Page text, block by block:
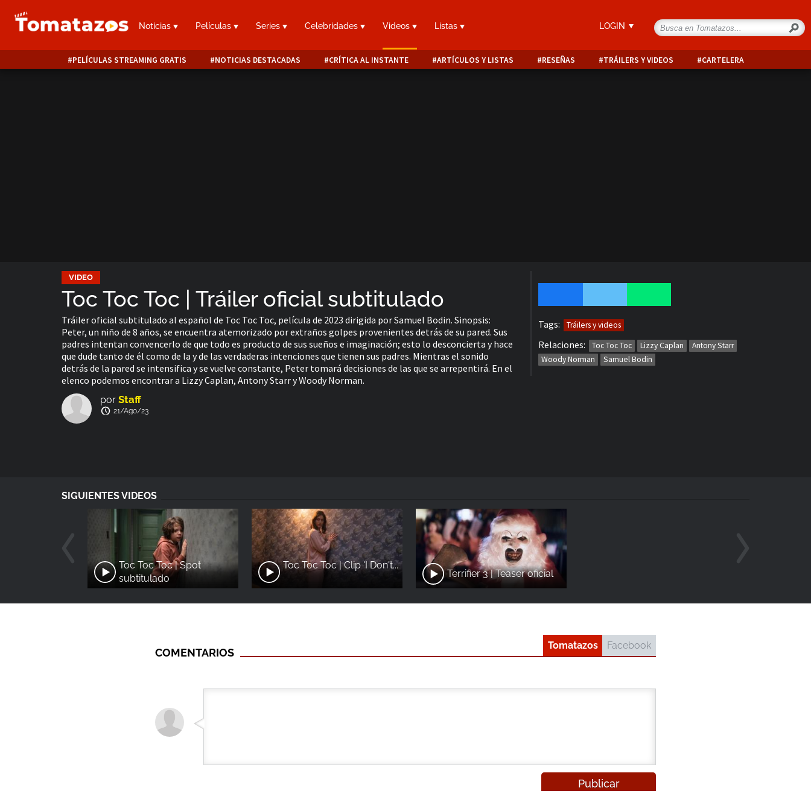
Noticias Películas Series Celebridades Videos Listas LOGIN
PELÍCULAS STREAMING GRATIS NOTICIAS DESTACADAS CRÍTICA AL INSTANTE ARTÍCULOS Y LISTAS RESEÑAS TRÁILERS Y VIDEOS CARTELERA
VIDEO
Toc Toc Toc | Tráiler oficial subtitulado
Tráiler oficial subtitulado al español de Toc Toc Toc, película de 2023 dirigida por Samuel Bodin. Sinopsis:
Peter, un niño de 8 años, se encuentra atemorizado por extraños golpes provenientes detrás de su pared. Sus
padres intentan convencerlo de que todo es producto de sus sueños e imaginación; esto lo desconcierta y hace
que dude tanto de él como de la y de las verdaderas intenciones que tienen sus padres. Mientras el sonido
detrás de la pared se intensifica y se vuelve constante, Peter tomará decisiones de las que se arrepentirá. En el
elenco podemos encontrar a Lizzy Caplan, Antony Starr y Woody Norman.
por Staff
21/Ago/23
Tags: Tráilers y videos
Relaciones: Toc Toc Toc Lizzy Caplan
Antony Starr
Woody Norman
Samuel Bodin
SIGUIENTES VIDEOS
Toc Toc Toc | Spot
subtitulado
Toc Toc Toc | Clip 'I Don't...
Terrifier 3 | Teaser oficial
COMENTARIOS
Tomatazos Facebook